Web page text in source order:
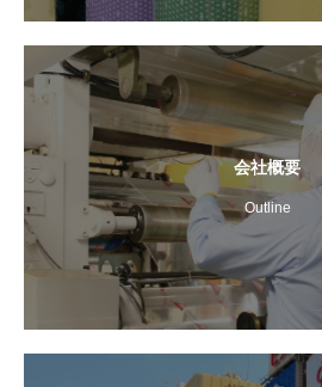
会社概要
Outline